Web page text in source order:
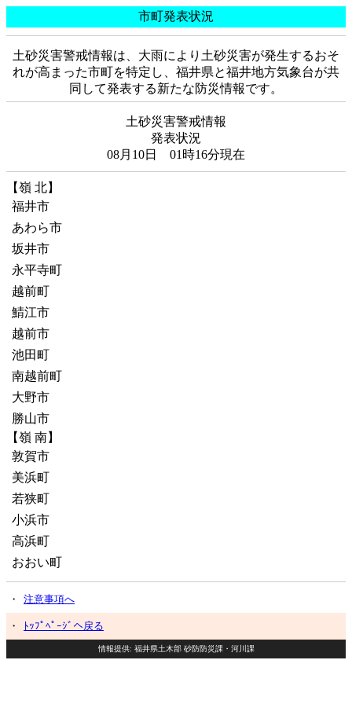
市町発表状況
土砂災害警戒情報は、大雨により土砂災害が発生するおそ
れが高まった市町を特定し、福井県と福井地方気象台が共
同して発表する新たな防災情報です。
土砂災害警戒情報
発表状況
08月10日 01時16分現在
【嶺 北】
福井市
あわら市
坂井市
永平寺町
越前町
鯖江市
越前市
池田町
南越前町
大野市
勝山市
【嶺 南】
敦賀市
美浜町
若狭町
小浜市
高浜町
おおい町
・ 注意事項へ
・ ﾄｯﾌﾟﾍﾟｰｼﾞへ戻る
情報提供: 福井県土木部 砂防防災課・河川課